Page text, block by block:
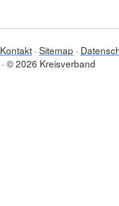
Kontakt Sitemap
© 2026 Kreisverband